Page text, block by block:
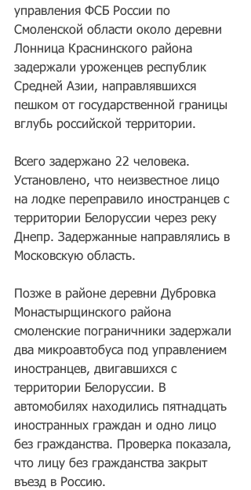
управления ФСБ России по
Смоленской области около деревни
Лонница Краснинского района
задержали уроженцев республик
Средней Азии, направлявшихся
пешком от государственной границы
вглубь российской территории.
Всего задержано 22 человека.
Установлено, что неизвестное лицо
на лодке переправило иностранцев с
территории Белоруссии через реку
Днепр. Задержанные направлялись в
Московскую область.
Позже в районе деревни Дубровка
Монастырщинского района
смоленские пограничники задержали
два микроавтобуса под управлением
иностранцев, двигавшихся с
территории Белоруссии. В
автомобилях находились пятнадцать
иностранных граждан и одно лицо
без гражданства. Проверка показала,
что лицу без гражданства закрыт
въезд в Россию.